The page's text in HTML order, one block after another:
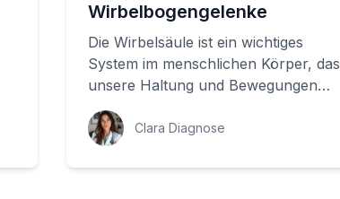
Wirbelbogengelenke
Die Wirbelsäule ist ein wichtiges
System im menschlichen Körper, das
unsere Haltung und Bewegungen
unterstützt. Aber wie funktioniert es
genau? In die...
Clara Diagnose